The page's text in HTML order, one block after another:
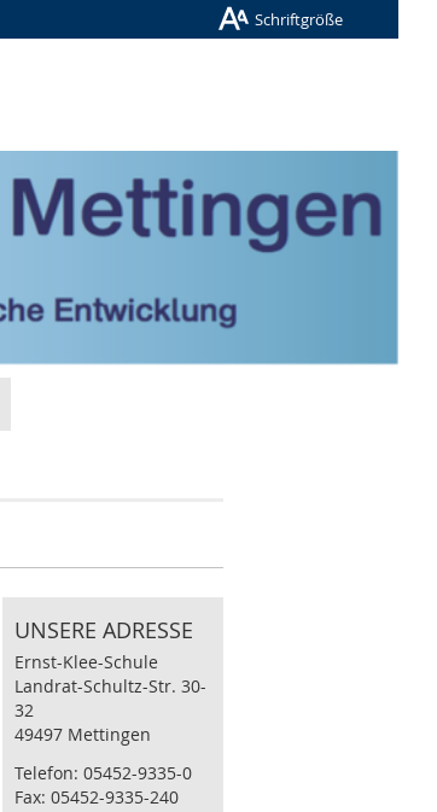
Schriftgröße
UNSERE ADRESSE
Ernst-Klee-Schule
Landrat-Schultz-Str. 30-
32
49497 Mettingen
Telefon: 05452-9335-0
Fax: 05452-9335-240